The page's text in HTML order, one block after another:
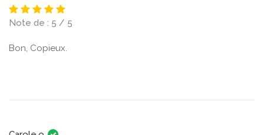
Note de : 5 / 5
Bon, Copieux.